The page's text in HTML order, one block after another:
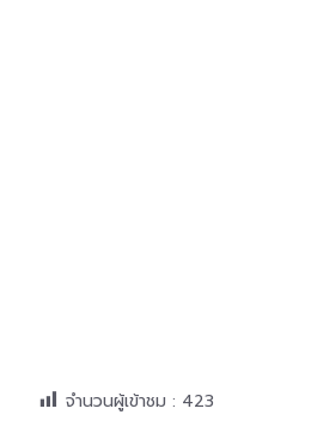
จำนวนผู้เข้าชม : 423